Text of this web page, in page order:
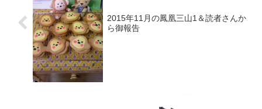
2015年11月の鳳凰三山1＆読者さんか
ら御報告